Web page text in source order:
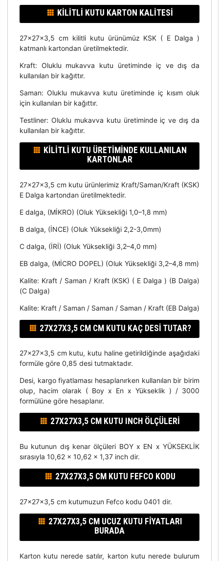
KILITLI KUTU KARTON KALITESI
27x27x3,5 cm kilitli kutu ürünümüz KSK ( E Dalga )
katmanlı kartondan üretilmektedir.
Kraft: Oluklu mukavva kutu üretiminde iç ve dış da
kullanılan bir kağıttır.
Saman: Oluklu mukavva kutu üretiminde iç kısım oluk
için kullanılan bir kağıttır.
Testliner: Oluklu mukavva kutu üretiminde iç ve dış da
kullanılan bir kağıttır.
KILITLI KUTU ÜRETIMINDE KULLANILAN
KARTONLAR
27x27x3,5 cm kutu ürünlerimiz Kraft/Saman/Kraft (KSK)
E Dalga kartondan üretilmektedir.
E dalga, (MİKRO) (Oluk Yüksekliği 1,0–1,8 mm)
B dalga, (İNCE) (Oluk Yüksekliği 2,2-3,0mm)
C dalga, (İRİ) (Oluk Yüksekliği 3,2–4,0 mm)
EB dalga, (MİCRO DOPEL) (Oluk Yüksekliği 3,2–4,8 mm)
Kalite: Kraft / Saman / Kraft (KSK) ( E Dalga ) (B Dalga)
(C Dalga)
Kalite: Kraft / Saman / Saman / Saman / Kraft (EB Dalga)
27X27X3,5 CM CM KUTU KAÇ DESI TUTAR?
27x27x3,5 cm kutu, kutu haline getirildiğinde aşağıdaki
formüle göre 0,85 desi tutmaktadır.
Desi, kargo fiyatlaması hesaplanırken kullanılan bir birim
olup, hacim olarak ( Boy x En x Yükseklik ) / 3000
formülüne göre hesaplanır.
27X27X3,5 CM KUTU INCH ÖLÇÜLERI
Bu kutunun dış kenar ölçüleri BOY x EN x YÜKSEKLİK
sırasıyla 10,62 x 10,62 x 1,37 inch dir.
27X27X3,5 CM KUTU FEFCO KODU
27x27x3,5 cm kutumuzun Fefco kodu 0401 dir.
27X27X3,5 CM UCUZ KUTU FIYATLARI
BURADA
Karton kutu nerede satılır, karton kutu nerede bulurum